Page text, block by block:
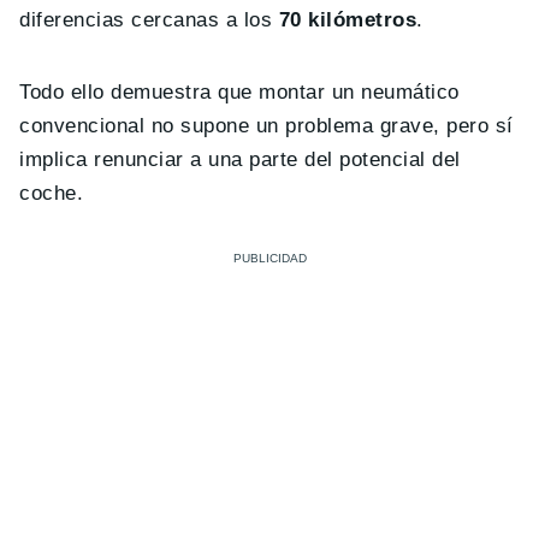
diferencias cercanas a los 70 kilómetros.
Todo ello demuestra que montar un neumático
convencional no supone un problema grave, pero sí
implica renunciar a una parte del potencial del
coche.